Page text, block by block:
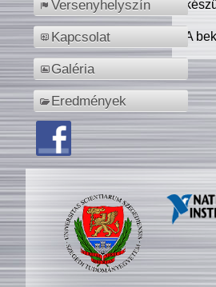
Versenyhelyszín
Kapcsolat
Galéria
Eredmények
A